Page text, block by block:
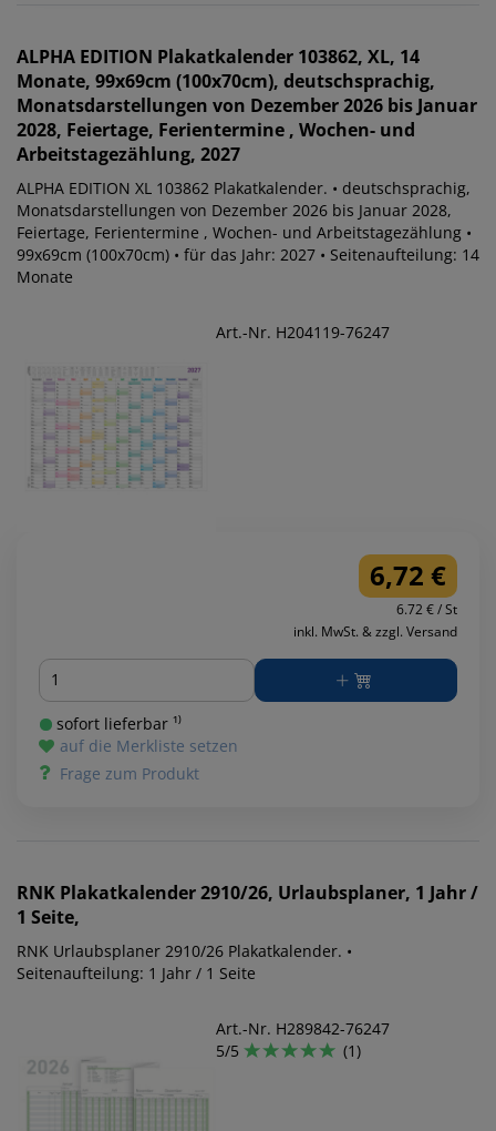
ALPHA EDITION Plakatkalender 103862, XL, 14
Monate, 99x69cm (100x70cm), deutschsprachig,
Monatsdarstellungen von Dezember 2026 bis Januar
2028, Feiertage, Ferientermine , Wochen- und
Arbeitstagezählung, 2027
ALPHA EDITION XL 103862 Plakatkalender. • deutschsprachig,
Monatsdarstellungen von Dezember 2026 bis Januar 2028,
Feiertage, Ferientermine , Wochen- und Arbeitstagezählung •
99x69cm (100x70cm) • für das Jahr: 2027 • Seitenaufteilung: 14
Monate
Art.-Nr. H204119-76247
6,72 €
6.72 € / St
inkl. MwSt. & zzgl. Versand
Menge
sofort lieferbar ¹⁾
auf die Merkliste setzen
Frage zum Produkt
RNK Plakatkalender 2910/26, Urlaubsplaner, 1 Jahr /
1 Seite,
RNK Urlaubsplaner 2910/26 Plakatkalender. •
Seitenaufteilung: 1 Jahr / 1 Seite
Art.-Nr. H289842-76247
5/5
(1)